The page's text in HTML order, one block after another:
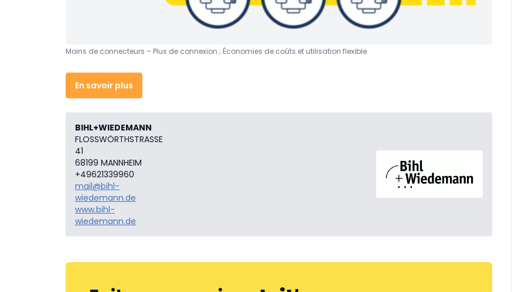
Moins de connecteurs – Plus de connexion ; Économies de coûts et utilisation flexible
En savoir plus
BIHL+WIEDEMANN
FLOSSWÖRTHSTRASSE
41
68199 MANNHEIM
+49621339960
mail@bihl-
wiedemann.de
www.bihl-
wiedemann.de